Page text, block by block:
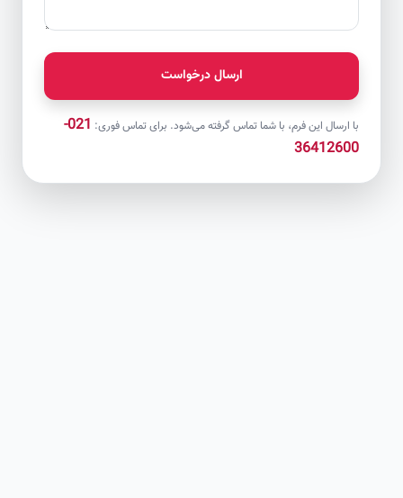
ارسال درخواست
با ارسال این فرم، با شما تماس گرفته می‌شود. برای تماس فوری:
021-
36412600